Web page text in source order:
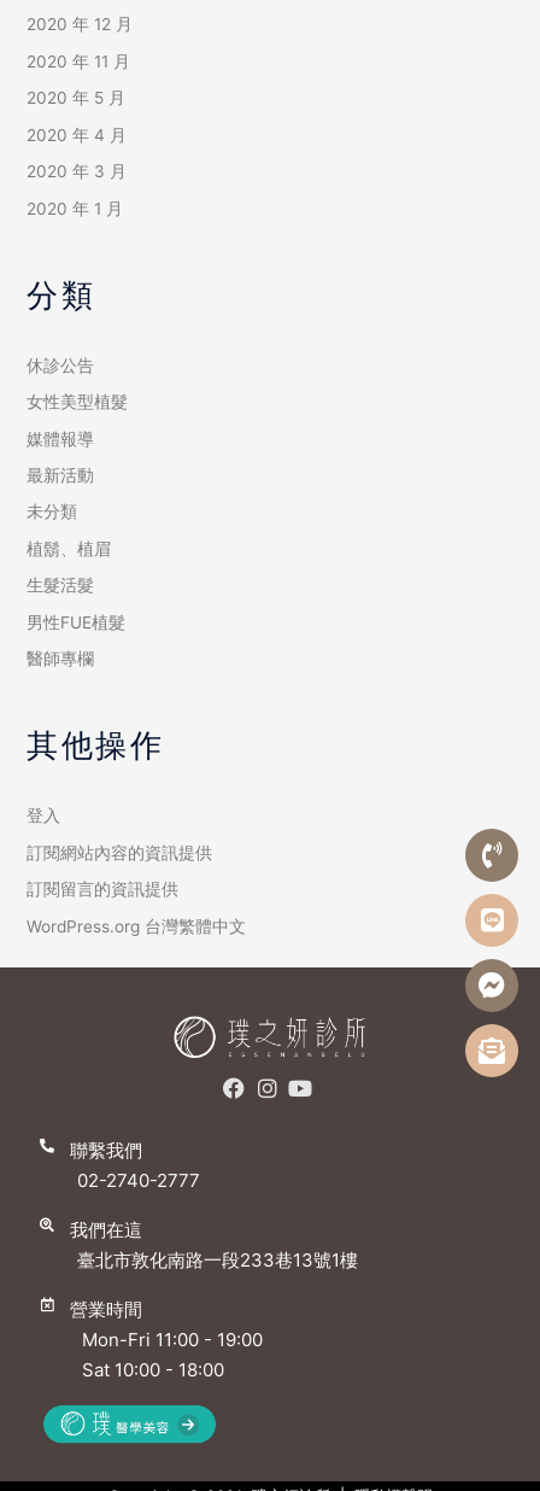
2020 年 12 月
2020 年 11 月
2020 年 5 月
2020 年 4 月
2020 年 3 月
2020 年 1 月
分類
休診公告
女性美型植髮
媒體報導
最新活動
未分類
植鬍、植眉
生髮活髮
男性FUE植髮
醫師專欄
其他操作
登入
訂閱網站內容的資訊提供
訂閱留言的資訊提供
WordPress.org 台灣繁體中文
聯繫我們
02-2740-2777
我們在這
臺北市敦化南路一段233巷13號1樓
營業時間
Mon-Fri 11:00 - 19:00
Sat 10:00 - 18:00